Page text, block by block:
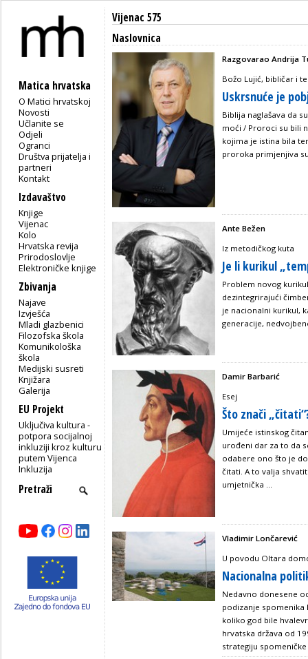
Matica hrvatska
O Matici hrvatskoj
Novosti
Učlanite se
Odjeli
Ogranci
Društva prijatelja i
partneri
Kontakt
Izdavaštvo
Knjige
Vijenac
Kolo
Hrvatska revija
Prirodoslovlje
Elektroničke knjige
Zbivanja
Najave
Izvješća
Mladi glazbenici
Filozofska škola
Komunikološka
škola
Medijski susreti
Knjižara
Galerija
EU Projekt
Uključiva kultura -
potpora socijalnoj
inkluziji kroz kulturu
putem Vijenca
Inkluzija
Vijenac 575
Naslovnica
Razgovarao Andrija
Božo Lujić, bibličar i
Uskrsnuće je
Biblija naglašava da
moći / Proroci su bili
kojima je istina bila
proroka primjenjiva
Ante Bežen
Iz metodičkog kuta
Je li kurikul
Problem novog
dezintegrirajući
je nacionalni kurikul,
generacije,
Damir Barbarić
Esej
Što znači
Umijeće istinskog
urođeni dar za to da
odabere ono što je
čitati. A to valja
umjetnička ...
Vladimir Lončarević
U povodu Oltara
Nacionalna
Nedavno donesene
podizanje spomenika
koliko god bile
hrvatska država od
strategiju